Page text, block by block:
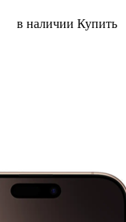
в наличии Купить